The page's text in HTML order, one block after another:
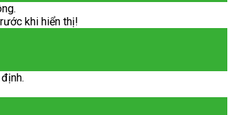
khi hiển thị!